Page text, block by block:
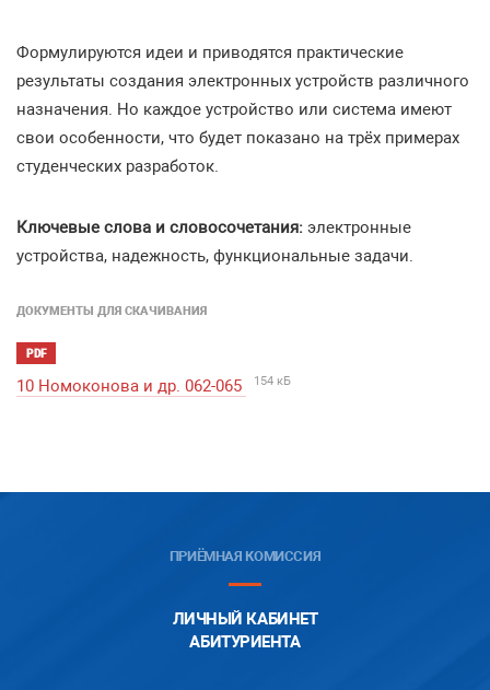
Формулируются идеи и приводятся практические
результаты создания электронных устройств различного
назначения. Но каждое устройство или система имеют
свои особенности, что будет показано на трёх примерах
студенческих разработок.
Ключевые слова и словосочетания: электронные
устройства, надежность, функциональные задачи.
ДОКУМЕНТЫ ДЛЯ СКАЧИВАНИЯ
PDF
10 Номоконова и др. 062-065 154 кБ
ПРИЁМНАЯ КОМИССИЯ
ЛИЧНЫЙ КАБИНЕТ
АБИТУРИЕНТА